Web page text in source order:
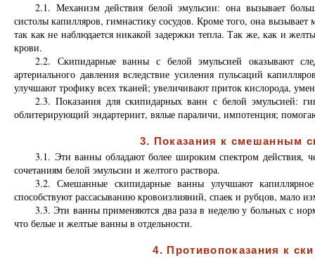
2.1. Механизм действия белой эмульсии: она вызывает
систолы капилляров, гимнастику сосудов. Кроме того, она
так как не наблюдается никакой задержки тепла. Так же, как и
крови.
2.2. Скипидарные ванны с белой эмульсией оказывают
артериального давления вследствие усиления пульсаций
улучшают трофику всех тканей; увеличивают приток кислорода,
2.3. Показания для скипидарных ванн с белой эмульсией:
облитерирующий эндартериит, вялые параличи, импотенция;
3. Показания к смешанным
3.1. Эти ванны обладают более широким спектром действия,
сочетаниям белой эмульсии и желтого раствора.
3.2. Смешанные скипидарные ванны улучшают
способствуют рассасыванию кровоизлияний, спаек и рубцов, мало
3.3. Эти ванны применяются два раза в неделю у больных с
что белые и желтые ванны в отдельности.
4. Противопоказания к